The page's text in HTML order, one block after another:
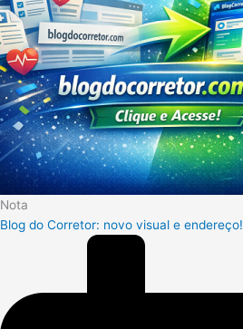
Nota
Blog do Corretor: novo visual e endereço!